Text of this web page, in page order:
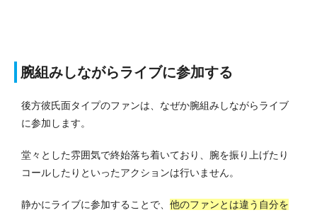
腕組みしながらライブに参加する
後方彼氏面タイプのファンは、なぜか腕組みしながらライブ
に参加します。
堂々とした雰囲気で終始落ち着いており、腕を振り上げたり
コールしたりといったアクションは行いません。
静かにライブに参加することで、 他のファンとは違う自分を